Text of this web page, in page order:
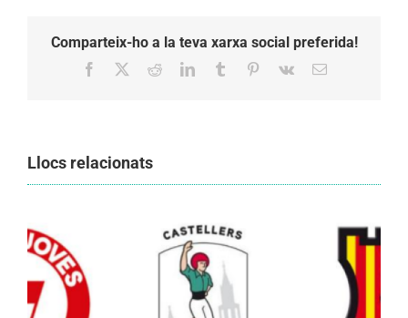
Comparteix-ho a la teva xarxa social preferida!
Facebook RedditLinkedInTumblr Pinterest
Vk Email:
Llocs relacionats